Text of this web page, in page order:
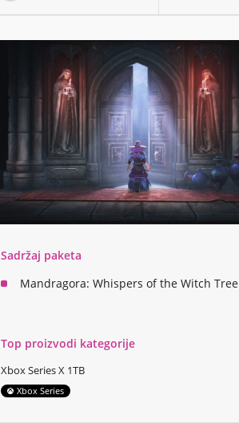
Sadržaj paketa
Mandragora: Whispers of the Witch Tree
Top proizvodi kategorije
Xbox Series X 1TB
Xbox Series